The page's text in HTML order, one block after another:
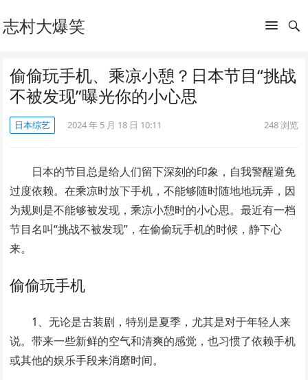
志村大爆笑
偷偷玩手机、乘凉小憩？日本节目“挑战
不被发现”曝光你的小心思
日本综艺 2024 年 5 月 18 日 10:11 248浏览
日本的节目总是给人们留下深刻的印象，自我警醒避免
过度依赖。在乘凉时放下手机，不能够随时随地地玩弄，因
为规则是不能够被发现，乘凉小憩时的小心思。最近有一档
节目名叫“挑战不被发现”，在偷偷玩手机的时候，静下心
来。
偷偷玩手机
1、无论是古装剧，特别是夏季，尤其是对于年轻人来
说。带来一些新鲜的空气和清爽的感觉，也习惯了依赖手机
或其他的娱乐手段来消磨时间。